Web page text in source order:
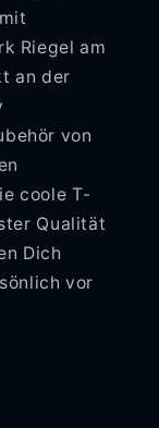
Riegel am
an der
von
coole T-
Qualität
Dich
vor